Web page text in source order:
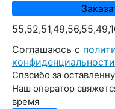
Cоглашаюсь с
конфиденциальности
Спасибо за
Наш оператор
время